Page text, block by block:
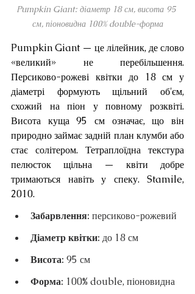
Pumpkin Giant: діаметр 18 см, висота 95
см, піоновидна 100% double-форма
Pumpkin Giant — це лілейник, де слово
«великий» не перебільшення.
Персиково-рожеві квітки до 18 см у
діаметрі формують щільний об'єм,
схожий на піон у повному розквіті.
Висота куща 95 см означає, що він
природно займає задній план клумби або
стає солітером. Тетраплоїдна текстура
пелюсток щільна — квіти добре
тримаються навіть у спеку. Stamile,
2010.
Забарвлення: персиково-рожевий
Діаметр квітки: до 18 см
Висота: 95 см
Форма: 100% double, піоновидна